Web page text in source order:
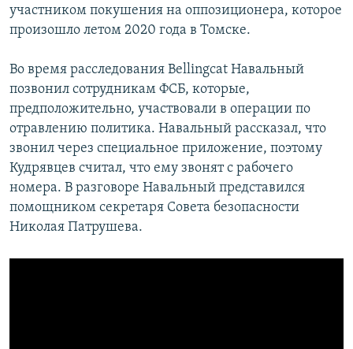
участником покушения на оппозиционера, которое
произошло летом 2020 года в Томске.
Во время расследования Bellingcat Навальный
позвонил сотрудникам ФСБ, которые,
предположительно, участвовали в операции по
отравлению политика. Навальный рассказал, что
звонил через специальное приложение, поэтому
Кудрявцев считал, что ему звонят с рабочего
номера. В разговоре Навальный представился
помощником секретаря Совета безопасности
Николая Патрушева.